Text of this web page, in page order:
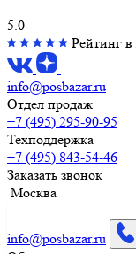
5.0
Рейтинг
info@posbazar.ru
Отдел продаж
+7 (495) 295-90-95
Техподдержка
+7 (495) 843-54-46
Заказать звонок
Москва
info@posbazar.ru